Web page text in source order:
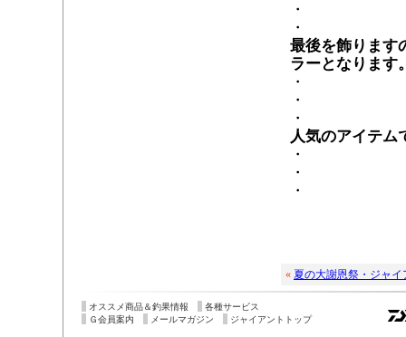
・
・
最後を飾ります
ラーとなります
・
・
・
人気のアイテム
・
・
・
« 夏の大謝恩祭・ジャ
オススメ商品＆釣果情報
各種サービス
Ｇ会員案内
メールマガジン ジャイアントトップ